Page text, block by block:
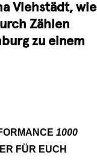
Viehstädt, wie
Zählen
zu einem
1000
FÜR EUCH